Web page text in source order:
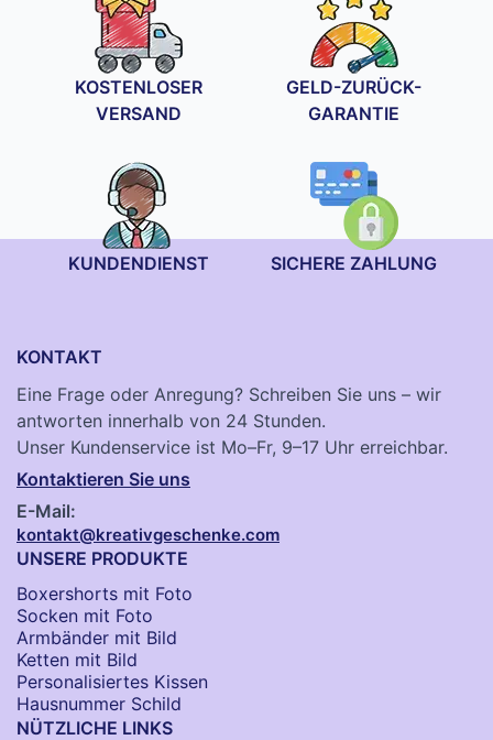
KOSTENLOSER
VERSAND
GELD-ZURÜCK-
GARANTIE
KUNDENDIENST SICHERE ZAHLUNG
KONTAKT
Eine Frage oder Anregung? Schreiben Sie uns – wir
antworten innerhalb von 24 Stunden.
Unser Kundenservice ist Mo–Fr, 9–17 Uhr erreichbar.
Kontaktieren Sie uns
E-Mail:
kontakt@kreativgeschenke.com
UNSERE PRODUKTE
Boxershorts mit Foto
Socken​ mit Foto
Armbänder mit Bild​
Ketten mit Bild
Personalisiertes Kissen
Hausnummer Schild
NÜTZLICHE LINKS